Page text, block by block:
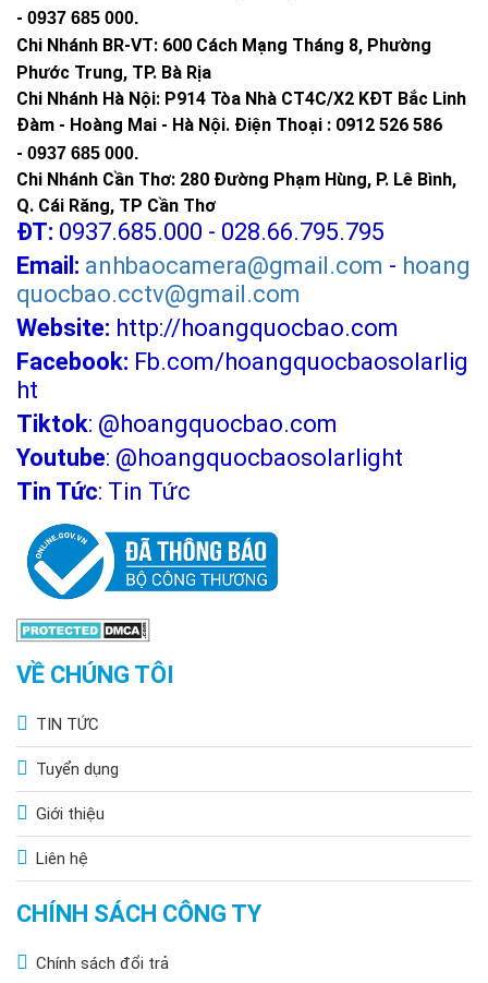
- 0937 685 000.
Chi Nhánh BR-VT: 600 Cách Mạng Tháng 8, Phường
Phước Trung, TP. Bà Rịa
Chi Nhánh Hà Nội: P914 Tòa Nhà CT4C/X2 KĐT Bắc Linh
Đàm - Hoàng Mai - Hà Nội. Điện Thoại : 0912 526 586
- 0937 685 000.
Chi Nhánh Cần Thơ: 280 Đường Phạm Hùng, P. Lê Bình,
Q. Cái Răng, TP Cần Thơ
ĐT: 0937.685.000 - 028.66.795.795
Email: anhbaocamera@gmail.com - hoang
quocbao.cctv@gmail.com
Website: http://hoangquocbao.com
Facebook: Fb.com/hoangquocbaosolarlig
ht
Tiktok: @hoangquocbao.com
Youtube: @hoangquocbaosolarlight
Tin Tức: Tin Tức
VỀ CHÚNG TÔI
TIN TỨC
Tuyển dụng
Giới thiệu
Liên hệ
CHÍNH SÁCH CÔNG TY
Chính sách đổi trả